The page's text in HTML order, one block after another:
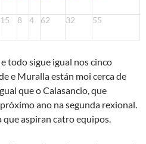
15 8 4 62 32 55
todo sigue igual nos cinco
e Muralla están moi cerca de
que o Calasancio, que
ano na segunda rexional.
que aspiran catro equipos.